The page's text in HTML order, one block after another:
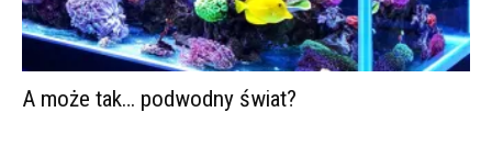
A może tak… podwodny świat?